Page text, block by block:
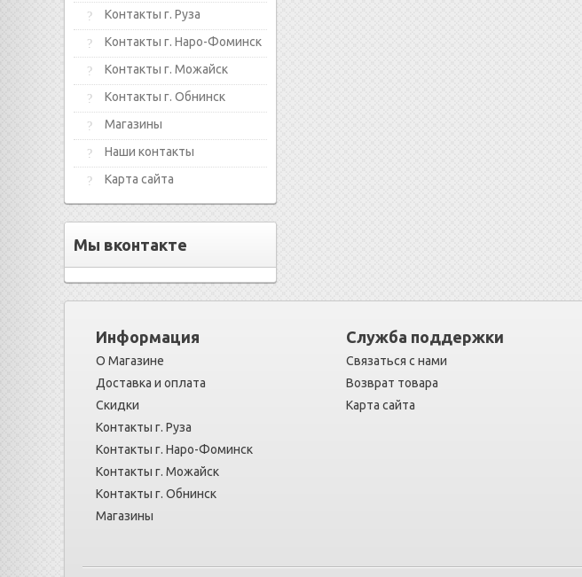
Контакты г. Руза
Контакты г. Наро-Фоминск
Контакты г. Можайск
Контакты г. Обнинск
Магазины
Наши контакты
Карта сайта
Мы вконтакте
Информация
О Магазине
Доставка и оплата
Скидки
Контакты г. Руза
Контакты г. Наро-Фоминск
Контакты г. Можайск
Контакты г. Обнинск
Магазины
Служба поддержки
Связаться с нами
Возврат товара
Карта сайта